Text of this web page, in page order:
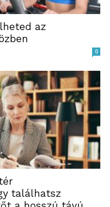
az
0
találhatsz